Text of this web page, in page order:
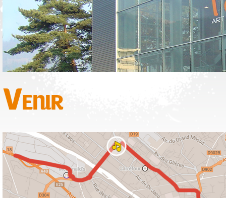
Venir